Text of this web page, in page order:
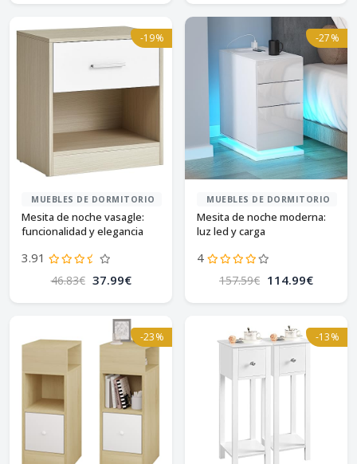
-19%
MUEBLES DE DORMITORIO
Mesita de noche vasagle:
funcionalidad y elegancia
3.91
46.83€ 37.99€
-27%
MUEBLES DE DORMITORIO
Mesita de noche moderna:
luz led y carga
4
157.59€ 114.99€
-23% -13%